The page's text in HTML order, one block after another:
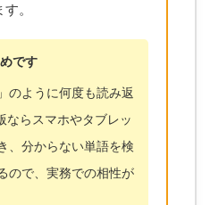
。
です
のように何度も読み返
ならスマホやタブレッ
、分からない単語を検
ので、実務での相性が